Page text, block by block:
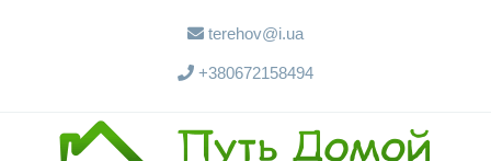
terehov@i.ua
+380672158494